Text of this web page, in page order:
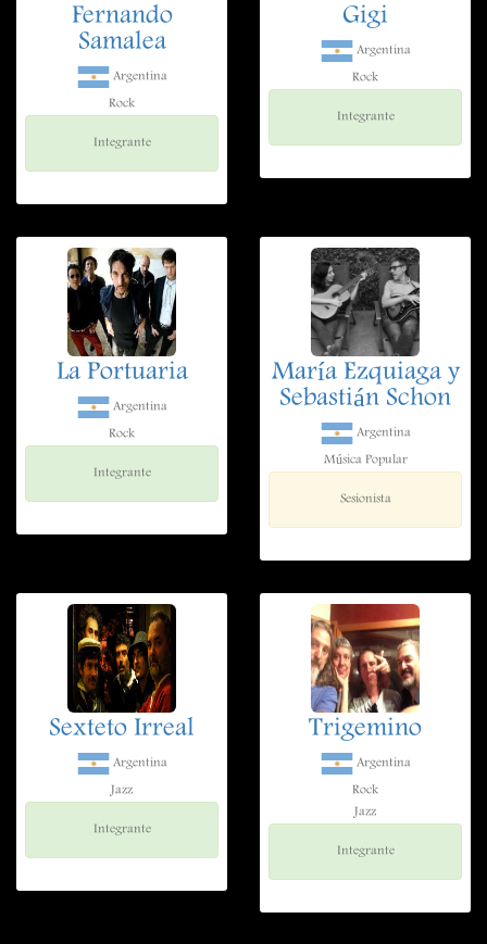
Fernando
Samalea
Argentina
Rock
Integrante
Gigi
Argentina
Rock
Integrante
La Portuaria
Argentina
Rock
Integrante
María Ezquiaga y
Sebastián Schon
Argentina
Música Popular
Sesionista
Sexteto Irreal
Argentina
Jazz
Integrante
Trigemino
Argentina
Rock
Jazz
Integrante